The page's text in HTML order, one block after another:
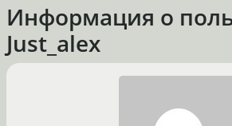
Информация о
Just_alex